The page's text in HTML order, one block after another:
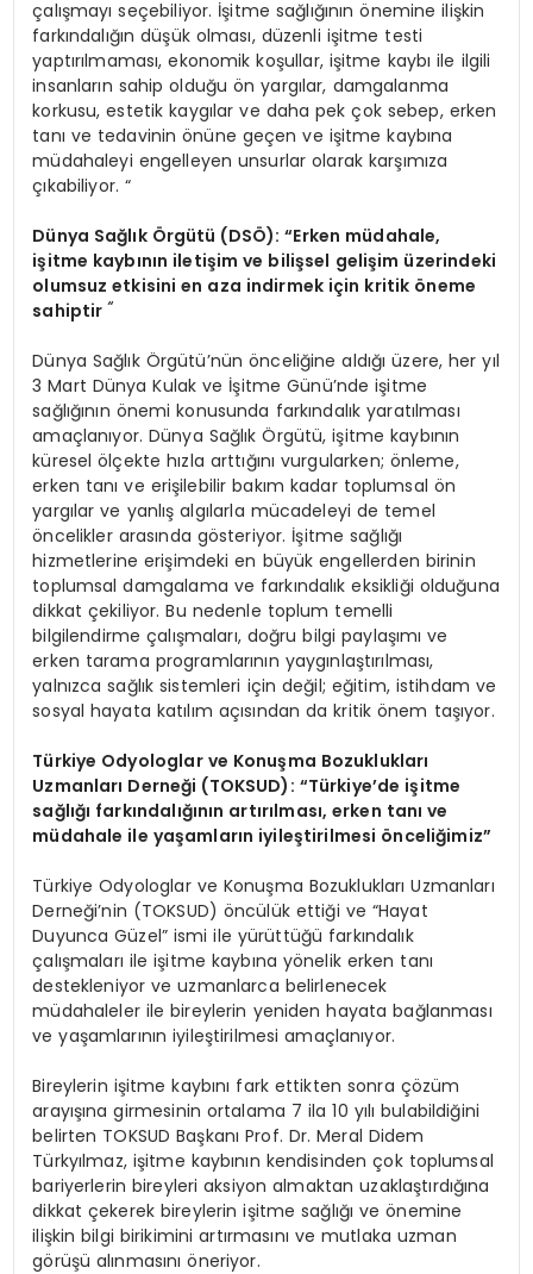
çalışmayı seçebiliyor. İşitme sağlığının önemine ilişkin
farkındalığın düşük olması, düzenli işitme testi
yaptırılmaması, ekonomik koşullar, işitme kaybı ile ilgili
insanların sahip olduğu ön yargılar, damgalanma
korkusu, estetik kaygılar ve daha pek çok sebep, erken
tanı ve tedavinin önüne geçen ve işitme kaybına
müdahaleyi engelleyen unsurlar olarak karşımıza
çıkabiliyor. “
Dünya Sağlık Örgütü (DSÖ):“Erken müdahale,
işitme kaybının iletişim ve bilişsel gelişim üzerindeki
olumsuz etkisini en aza indirmek için kritik öneme
sahiptir “
Dünya Sağlık Örgütü’nün önceliğine aldığı üzere, her yıl
3 Mart Dünya Kulak ve İşitme Günü’nde işitme
sağlığının önemi konusunda farkındalık yaratılması
amaçlanıyor. Dünya Sağlık Örgütü, işitme kaybının
küresel ölçekte hızla arttığını vurgularken; önleme,
erken tanı ve erişilebilir bakım kadar toplumsal ön
yargılar ve yanlış algılarla mücadeleyi de temel
öncelikler arasında gösteriyor. İşitme sağlığı
hizmetlerine erişimdeki en büyük engellerden birinin
toplumsal damgalama ve farkındalık eksikliği olduğuna
dikkat çekiliyor. Bu nedenle toplum temelli
bilgilendirme çalışmaları, doğru bilgi paylaşımı ve
erken tarama programlarının yaygınlaştırılması,
yalnızca sağlık sistemleri için değil; eğitim, istihdam ve
sosyal hayata katılım açısından da kritik önem taşıyor.
Türkiye Odyologlar ve Konuşma Bozuklukları
Uzmanları Derneği (TOKSUD): “Türkiye’de işitme
sağlığı farkındalığının artırılması, erken tanıve
müdahale ile yaşamların iyileştirilmesi önceliğimiz”
Türkiye Odyologlar ve Konuşma Bozuklukları Uzmanları
Derneği’nin (TOKSUD) öncülük ettiği ve “Hayat
Duyunca Güzel” ismi ile yürüttüğü farkındalık
çalışmaları ile işitme kaybına yönelik erken tanı
destekleniyor ve uzmanlarca belirlenecek
müdahaleler ile bireylerin yeniden hayata bağlanması
ve yaşamlarının iyileştirilmesi amaçlanıyor.
Bireylerin işitme kaybını fark ettikten sonra çözüm
arayışına girmesinin ortalama 7 ila 10 yılı bulabildiğini
belirten TOKSUD Başkanı Prof. Dr. Meral Didem
Türkyılmaz, işitme kaybının kendisinden çok toplumsal
bariyerlerin bireyleri aksiyon almaktan uzaklaştırdığına
dikkat çekerek bireylerin işitme sağlığı ve önemine
ilişkin bilgi birikimini artırmasını ve mutlaka uzman
görüşü alınmasını öneriyor.